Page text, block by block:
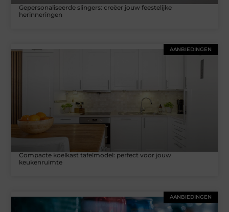
Gepersonaliseerde slingers: creëer jouw feestelijke
herinneringen
AANBIEDINGEN
Compacte koelkast tafelmodel: perfect voor jouw
keukenruimte
AANBIEDINGEN